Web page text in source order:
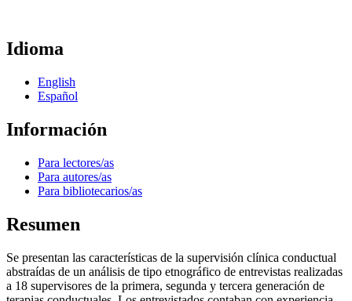
Idioma
English
Español
Información
Para lectores/as
Para autores/as
Para bibliotecarios/as
Resumen
Se presentan las características de la supervisión clínica conductual
abstraídas de un análisis de tipo etnográfico de entrevistas realizadas
a 18 supervisores de la primera, segunda y tercera generación de